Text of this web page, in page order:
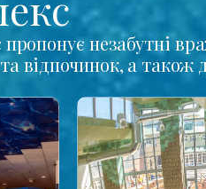
незабутні
відпочинок, а також